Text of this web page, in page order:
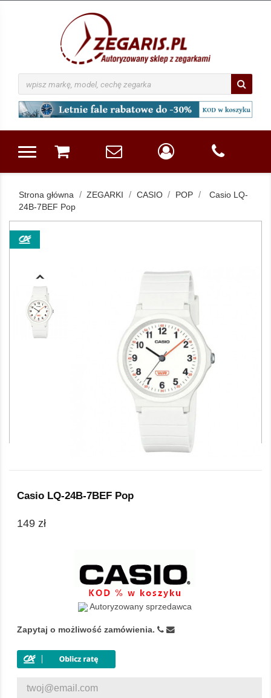
Strona główna ZEGARKI CASIO POP
Casio LQ-
24B-7BEF Pop
Casio LQ-24B-7BEF Pop
149 zł
Autoryzowany sprzedawca
Zapytaj o możliwość zamówienia.